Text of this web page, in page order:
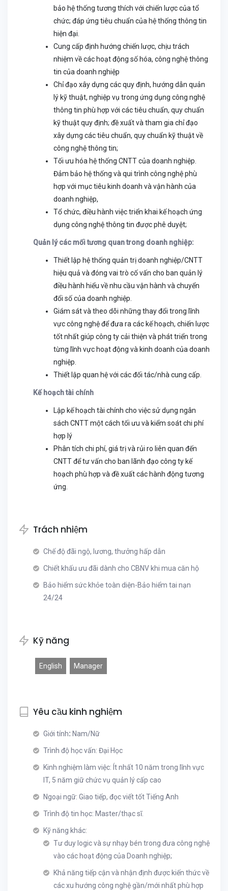
bảo hệ thống tương thích với chiến lược của tổ
chức; đáp ứng tiêu chuẩn của hệ thống thông tin
hiện đại.
Cung cấp định hướng chiến lược, chịu trách
nhiệm về các hoạt động số hóa, công nghệ thông
tin của doanh nghiệp
Chỉ đạo xây dựng các quy định, hướng dẫn quản
lý kỹ thuật, nghiệp vụ trong ứng dụng công nghệ
thông tin phù hợp với các tiêu chuẩn, quy chuẩn
kỹ thuật quy định; đề xuất và tham gia chỉ đạo
xây dựng các tiêu chuẩn, quy chuẩn kỹ thuật về
công nghệ thông tin;
Tối ưu hóa hệ thống CNTT của doanh nghiệp.
Đảm bảo hệ thống và qui trình công nghệ phù
hợp với mục tiêu kinh doanh và vận hành của
doanh nghiệp,
Tổ chức, điều hành việc triển khai kế hoạch ứng
dụng công nghệ thông tin được phê duyệt;
Quản lý các mối tương quan trong doanh nghiệp:
Thiết lập hệ thống quản trị doanh nghiệp/CNTT
hiệu quả và đóng vai trò cố vấn cho ban quản lý
điều hành hiểu về nhu cầu vận hành và chuyển
đổi số của doanh nghiệp.
Giám sát và theo dõi những thay đổi trong lĩnh
vực công nghệ để đưa ra các kế hoạch, chiến lược
tốt nhất giúp công ty cải thiện và phát triển trong
từng lĩnh vực hoạt động và kinh doanh của doanh
nghiệp.
Thiết lập quan hệ với các đối tác/nhà cung cấp.
Kế hoạch tài chính
Lập kế hoạch tài chính cho việc sử dụng ngân
sách CNTT một cách tối ưu và kiểm soát chi phí
hợp lý
Phân tích chi phí, giá trị và rủi ro liên quan đến
CNTT để tư vấn cho ban lãnh đạo công ty kế
hoạch phù hợp và đề xuất các hành động tương
ứng.
Trách nhiệm
Chế độ đãi ngộ, lương, thưởng hấp dẫn
Chiết khấu ưu đãi dành cho CBNV khi mua căn hộ
Bảo hiểm sức khỏe toàn diện-Bảo hiểm tai nạn
24/24
Kỹ năng
English Manager
Yêu cầu kinh nghiệm
Giới tính: Nam/Nữ
Trình độ học vấn: Đại Học
Kinh nghiệm làm việc: Ít nhất 10 năm trong lĩnh vực
IT, 5 năm giữ chức vụ quản lý cấp cao
Ngoại ngữ: Giao tiếp, đọc viết tốt Tiếng Anh
Trình độ tin học: Master/thạc sĩ.
Kỹ năng khác:
Tư duy logic và sự nhạy bén trong đưa công nghệ
vào các hoạt động của Doanh nghiệp;
Khả năng tiếp cận và nhận định được kiến thức về
các xu hướng công nghệ gần/mới nhất phù hợp